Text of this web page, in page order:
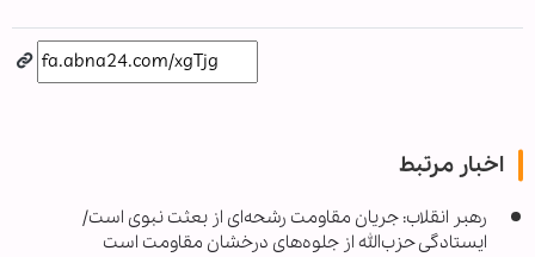
اخبار مرتبط
رهبر انقلاب: جریان مقاومت رشحه‌ای از بعثت نبوی است/
ایستادگی حزب‌الله از جلوه‌های درخشان مقاومت است